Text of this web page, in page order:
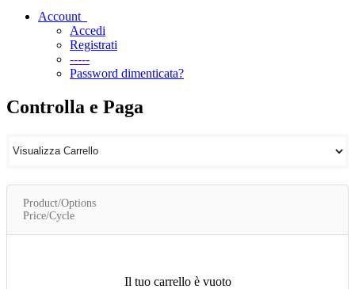
Account
Accedi
Registrati
-----
Password dimenticata?
Controlla e Paga
Product/Options
Price/Cycle
Il tuo carrello è vuoto